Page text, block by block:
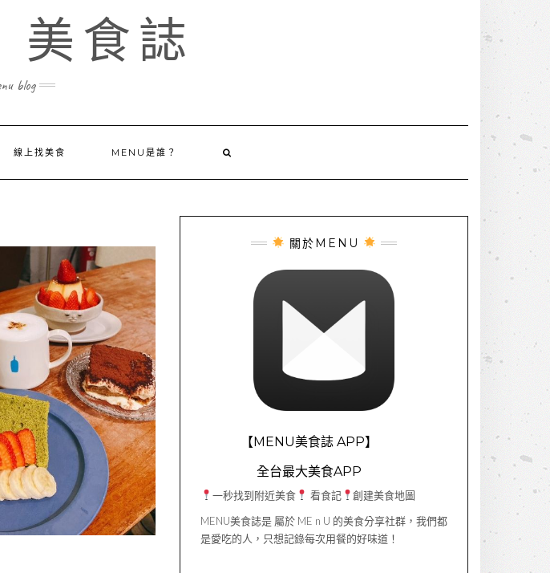
美食誌
blog
線上找美食 MENU是誰？
關於MENU
【MENU美食誌 APP】
全台最大美食APP
一秒找到附近美食 看食記
創建美食地圖
MENU美食誌是 屬於 ME n U 的美食分享社群，我們都
是愛吃的人，只想記錄每次用餐的好味道！